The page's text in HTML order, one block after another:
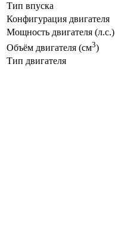
Тип впуска
Конфигурация двигателя
Мощность двигателя (л.с.)
Объём двигателя (см3)
Тип двигателя